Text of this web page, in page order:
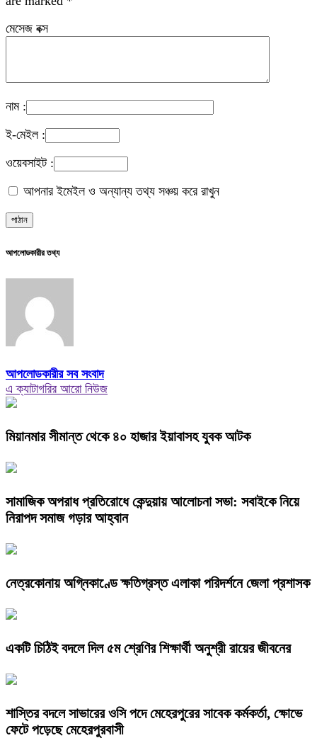
মেসেজ বক্স
নাম :
ই-মেইল :
ওয়েবসাইট :
আপনার ইমেইল ও অন্যান্য তথ্য সঞ্চয় করে রাখুন
আপলোডকারীর তথ্য
আপলোডকারীর সব সংবাদ
এ ক্যাটাগরির আরো নিউজ
মিয়ানমার সীমান্ত থেকে ৪০ হাজার ইয়াবাসহ যুবক আটক
সামাজিক অপরাধ প্রতিরোধে কেন্দুয়ায় আলোচনা সভা: সবাইকে নিয়ে
নিরাপদ সমাজ গড়ার আহ্বান
নেত্রকোনায় অগ্নিকাণ্ডে ক্ষতিগ্রস্ত এলাকা পরিদর্শনে জেলা প্রশাসক
একটি চিঠিই বদলে দিল ৫ম শ্রেণির শিক্ষার্থী অনুশ্রী রায়ের জীবনের
শাস্তির বদলে সাভারের ওসি পদে মেহেরপুরের সাবেক কর্মকর্তা, ক্ষোভে
ফেটে পড়েছে মেহেরপুরবাসী